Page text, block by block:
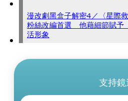
漫改劇黑盒子解密4／〈星際
粉絲改編首選 他藉細節賦予
活形象
支持